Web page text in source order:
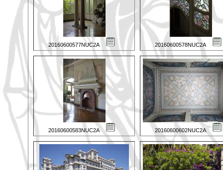
20160600577NUC2A 20160600578NUC2A
20160600583NUC2A 20160600602NUC2A